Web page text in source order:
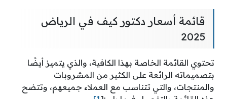
قائمة أسعار دكتور كيف في الرياض
2025
تحتوي القائمة الخاصة بهذا الكافية، والذي يتميز أيضًا
بتصميماته الرائعة على الكثير من المشروبات
والمنتجات، والتي تتناسب مع العملاء جميعهم، وتتضح